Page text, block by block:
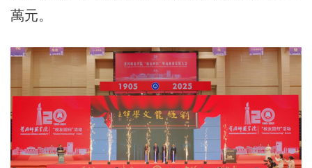
萬元。